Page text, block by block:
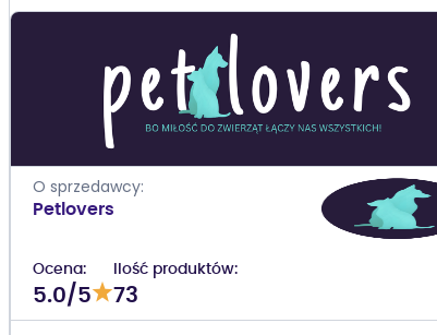
O sprzedawcy
Petlovers
Ocena
5.0/5
Ilość produktów
73